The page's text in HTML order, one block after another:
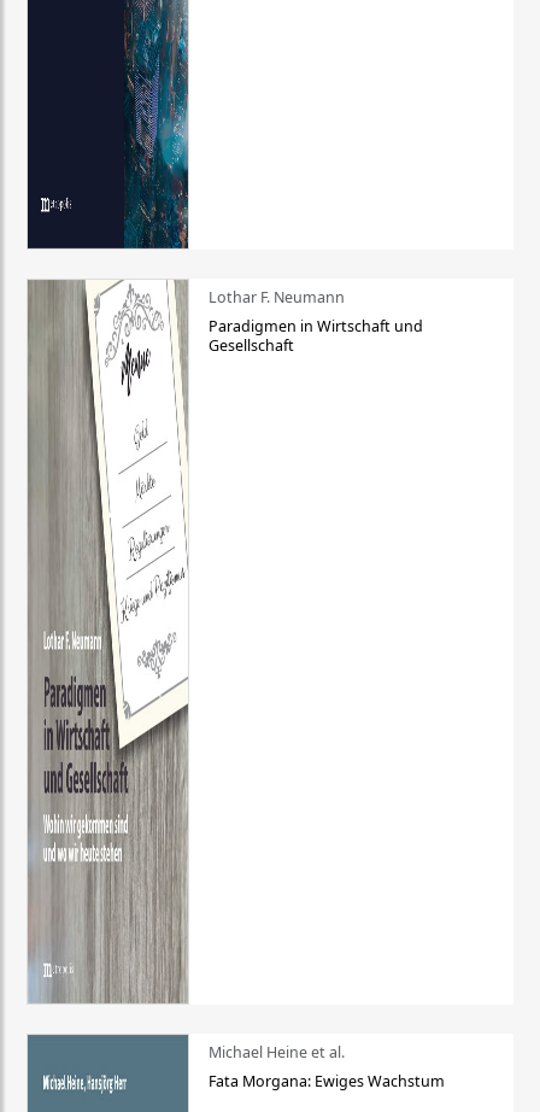
Lothar F. Neumann
Paradigmen in Wirtschaft und
Gesellschaft
Michael Heine et al.
Fata Morgana: Ewiges Wachstum